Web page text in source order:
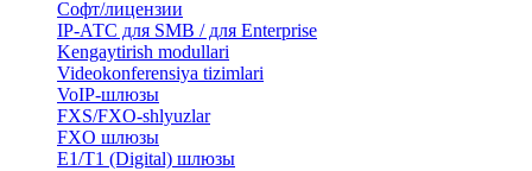
Софт/лицензии
IP-АТС для SMB / для Enterprise
Kengaytirish modullari
Videokonferensiya tizimlari
VoIP-шлюзы
FXS/FXO-shlyuzlar
FXO шлюзы
E1/T1 (Digital) шлюзы